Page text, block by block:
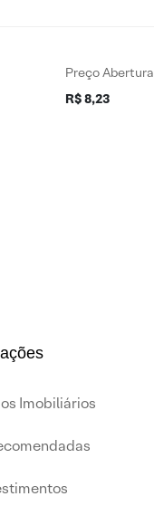
Preço Abertura
R$ 8,23
Imobiliários